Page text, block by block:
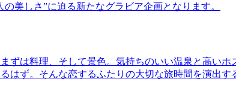
美しさ”に迫る新たなグラビア企画となります。
は料理、そして景色。気持ちのいい温泉と高い
はず。そんな恋するふたりの大切な旅時間を演出